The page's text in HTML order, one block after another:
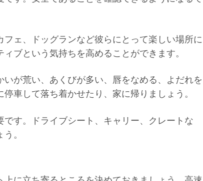
ェ、ドッグランなど彼らにとって楽しい場所に
ブという気持ちを高めることができます。
が荒い、あくびが多い、唇をなめる、よだれを
車して落ち着かせたり、家に帰りましょう。
す。ドライブシート、キャリー、クレートな
。